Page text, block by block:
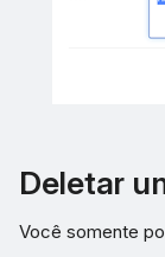
Deletar
Você somente